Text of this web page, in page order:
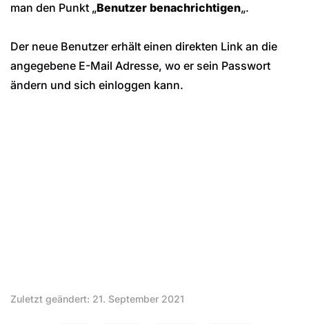
man den Punkt „Benutzer benachrichtigen„.
Der neue Benutzer erhält einen direkten Link an die
angegebene E-Mail Adresse, wo er sein Passwort
ändern und sich einloggen kann.
Zuletzt geändert: 21. September 2021